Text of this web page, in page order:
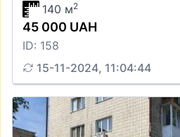
140 м2
45 000 UAH
ID: 158
15-11-2024, 11:04:44